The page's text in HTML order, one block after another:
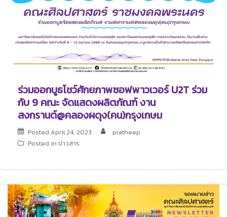
ร่วมออกบูธโชว์ศักยภาพซอฟพาวเวอร์ U2T ร่วม
กับ 9 คณะ จัดแสดงผลิตภัณฑ์ งาน
สงกรานต์@คลองผดุง(คน)กรุงเกษม
Posted April 24, 2023
pratheep
Posted in ข่าวสาร